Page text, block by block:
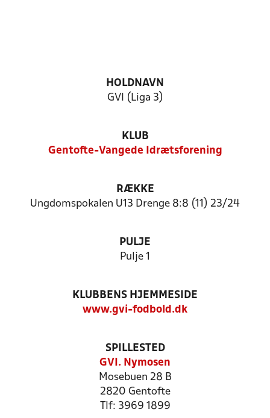
HOLDNAVN
GVI (Liga 3)
KLUB
Gentofte-Vangede Idrætsforening
RÆKKE
Ungdomspokalen U13 Drenge 8:8 (11) 23/24
PULJE
Pulje 1
KLUBBENS HJEMMESIDE
www.gvi-fodbold.dk
SPILLESTED
GVI. Nymosen
Mosebuen 28 B
2820 Gentofte
Tlf: 3969 1899